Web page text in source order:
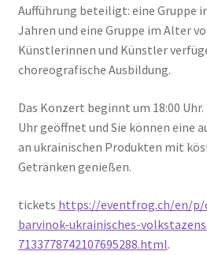
Aufführung beteiligt: eine Gruppe
Jahren und eine Gruppe im Alter
Künstlerinnen und Künstler
choreografische Ausbildung.
Das Konzert beginnt um 18:00 Uhr.
Uhr geöffnet und Sie können eine
an ukrainischen Produkten mit
Getränken genießen.
tickets https://eventfrog.ch/en/
barvinok-ukrainisches-
7133778742107695288.html.